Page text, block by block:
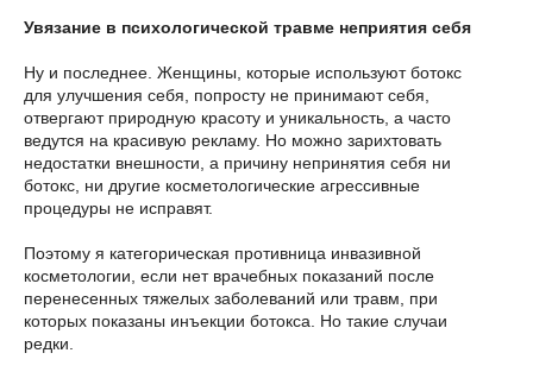
Увязание в психологической травме неприятия себя
Ну и последнее. Женщины, которые используют ботокс
для улучшения себя, попросту не принимают себя,
отвергают природную красоту и уникальность, а часто
ведутся на красивую рекламу. Но можно зарихтовать
недостатки внешности, а причину непринятия себя ни
ботокс, ни другие косметологические агрессивные
процедуры не исправят.
Поэтому я категорическая противница инвазивной
косметологии, если нет врачебных показаний после
перенесенных тяжелых заболеваний или травм, при
которых показаны инъекции ботокса. Но такие случаи
редки.